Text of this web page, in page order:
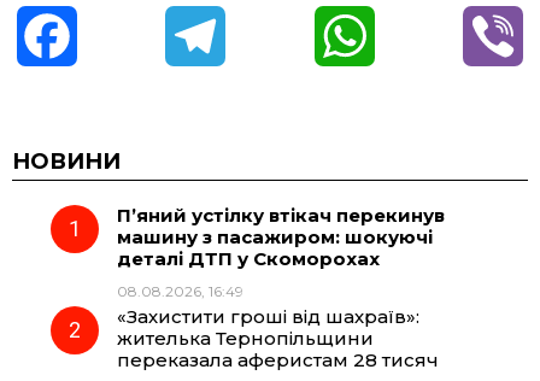
c
e
o
e
g
r
t
НОВИНИ
П’яний устілку втікач перекинув
машину з пасажиром: шокуючі
деталі ДТП у Скоморохах
08.08.2026, 16:49
«Захистити гроші від шахраїв»:
жителька Тернопільщини
переказала аферистам 28 тисяч